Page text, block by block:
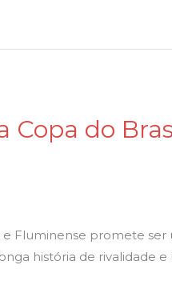
Copa do
Fluminense promete ser
história de rivalidade